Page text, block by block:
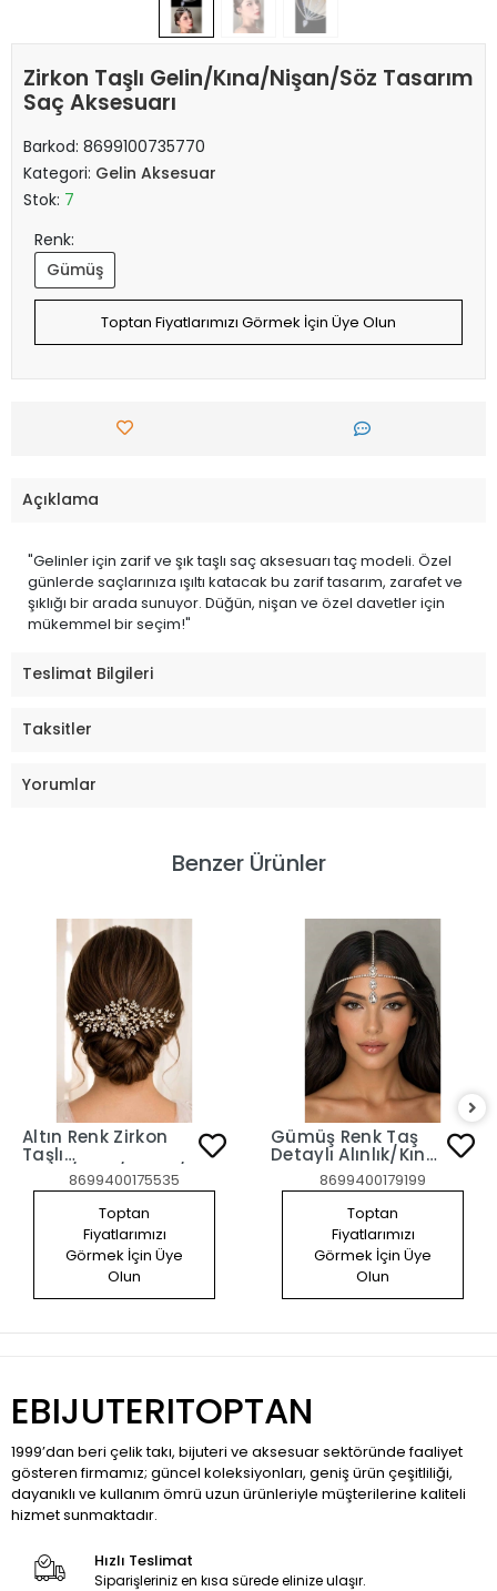
Zirkon Taşlı Gelin/Kına/Nişan/Söz Tasarım
Saç Aksesuarı
Barkod: 8699100735770
Kategori: Gelin Aksesuar
Stok: 7
Renk:
Gümüş
Toptan Fiyatlarımızı Görmek İçin Üye Olun
Açıklama
"Gelinler için zarif ve şık taşlı saç aksesuarı taç modeli. Özel
günlerde saçlarınıza ışıltı katacak bu zarif tasarım, zarafet ve
şıklığı bir arada sunuyor. Düğün, nişan ve özel davetler için
mükemmel bir seçim!"
Teslimat Bilgileri
Taksitler
Yorumlar
Benzer Ürünler
Altın Renk Zirkon
Taşlı
Gelin/Kına/Nişan/Söz
Tasarım Saç
Aksesuarı
8699400175535
Toptan
Fiyatlarımızı
Görmek İçin Üye
Olun
Gümüş Renk Taş
Detaylı Alınlık/Kına
Aksesuarı8699400179199
Toptan
Fiyatlarımızı
Görmek İçin Üye
Olun
EBIJUTERITOPTAN
1999’dan beri çelik takı, bijuteri ve aksesuar sektöründe faaliyet
gösteren firmamız; güncel koleksiyonları, geniş ürün çeşitliliği,
dayanıklı ve kullanım ömrü uzun ürünleriyle müşterilerine kaliteli
hizmet sunmaktadır.
Hızlı Teslimat
Siparişleriniz en kısa sürede elinize ulaşır.